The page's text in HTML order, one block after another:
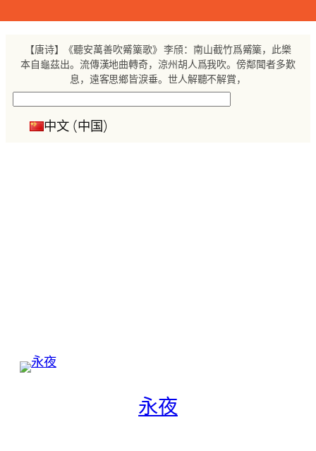
【唐诗】《聽安萬善吹觱篥歌》 李頎：南山截竹爲觱篥，此樂
本自龜茲出。流傳漢地曲轉奇，涼州胡人爲我吹。傍鄰聞者多歎
息，遠客思鄉皆淚垂。世人解聽不解賞，
中文 (中国)
永夜